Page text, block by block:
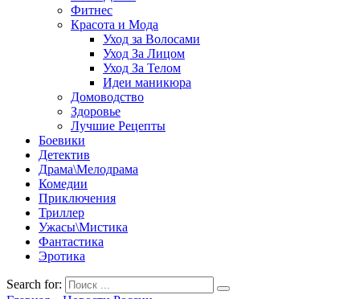
Фитнес
Красота и Мода
Уход за Волосами
Уход За Лицом
Уход За Телом
Идеи маникюра
Домоводство
Здоровье
Лучшие Рецепты
Боевики
Детектив
Драма\Мелодрама
Комедии
Приключения
Триллер
Ужасы\Мистика
Фантастика
Эротика
Search for: